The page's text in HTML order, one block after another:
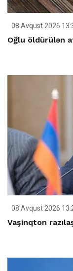
08 Avqust 2026
Oğlu öldürülən
08 Avqust 2026
Vaşinqton